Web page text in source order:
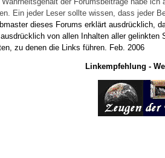
Ein jeder Leser sollte wissen, dass jeder
dieses Forums erklärt ausdrücklich,
von allen Inhalten aller gelinkten
zu denen die Links führen. Feb. 2006
Linkempfehlung -